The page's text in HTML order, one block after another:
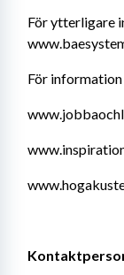
För ytterligare
För